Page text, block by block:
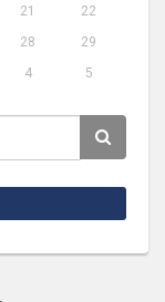
21
22
28
29
4 5